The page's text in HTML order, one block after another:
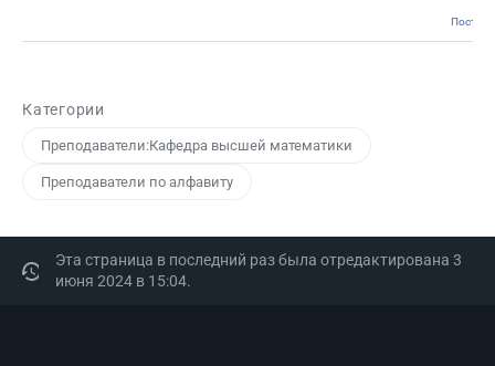
Категории
Преподаватели:Кафедра высшей математики
Преподаватели по алфавиту
Эта страница в последний раз была отредактирована 3
июня 2024 в 15:04.